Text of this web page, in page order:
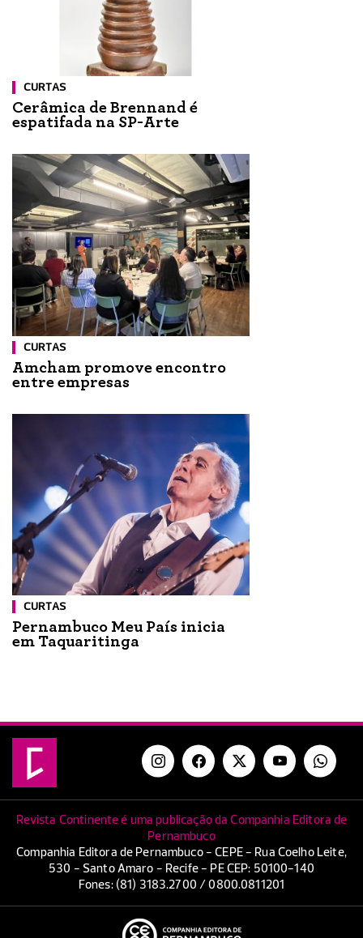
CURTAS
Cerâmica de Brennand é
espatifada na SP-Arte
CURTAS
Amcham promove encontro
entre empresas
CURTAS
Pernambuco Meu País inicia
em Taquaritinga
Revista Continente é uma publicação da Companhia Editora de
Pernambuco
Companhia Editora de Pernambuco - CEPE - Rua Coelho Leite,
530 - Santo Amaro - Recife - PE CEP: 50100-140
Fones: (81) 3183.2700 / 0800.0811201